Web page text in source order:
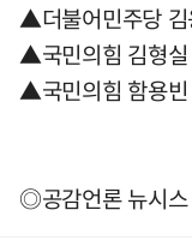
▲더불어민주당
▲국민의힘 김형
▲국민의힘 함용
◎공감언론 뉴시스